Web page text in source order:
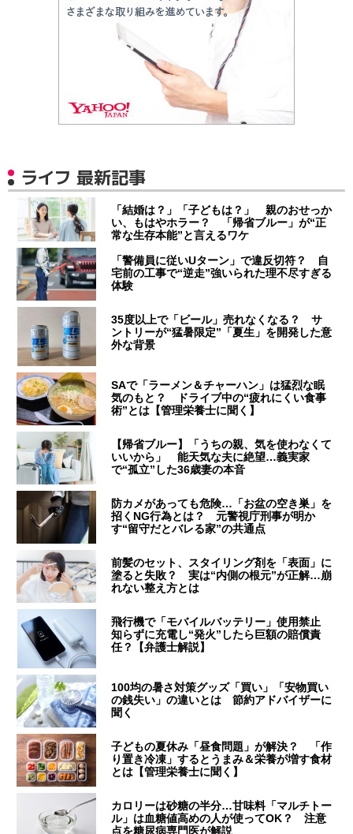
ライフ 最新記事
「結婚は？」「子どもは？」 親のおせっか
い、もはやホラー？ 「帰省ブルー」が“正
常な生存本能”と言えるワケ
「警備員に従いUターン」で違反切符？ 自
宅前の工事で“逆走”強いられた理不尽すぎる
体験
35度以上で「ビール」売れなくなる？ サ
ントリーが“猛暑限定”「夏生」を開発した意
外な背景
SAで「ラーメン＆チャーハン」は猛烈な眠
気のもと？ ドライブ中の“疲れにくい食事
術”とは【管理栄養士に聞く】
【帰省ブルー】「うちの親、気を使わなくて
いいから」 能天気な夫に絶望…義実家
で“孤立”した36歳妻の本音
防カメがあっても危険…「お盆の空き巣」を
招くNG行為とは？ 元警視庁刑事が明か
す“留守だとバレる家”の共通点
前髪のセット、スタイリング剤を「表面」に
塗ると失敗？ 実は“内側の根元”が正解…崩
れない整え方とは
飛行機で「モバイルバッテリー」使用禁止
知らずに充電し“発火”したら巨額の賠償責
任？【弁護士解説】
100均の暑さ対策グッズ「買い」「安物買い
の銭失い」の違いとは 節約アドバイザーに
聞く
子どもの夏休み「昼食問題」が解決？ 「作
り置き冷凍」するとうまみ＆栄養が増す食材
とは【管理栄養士に聞く】
カロリーは砂糖の半分…甘味料「マルチトー
ル」は血糖値高めの人が使ってOK？ 注意
点を糖尿病専門医が解説